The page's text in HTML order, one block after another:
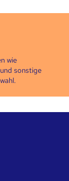
wie
sonstige